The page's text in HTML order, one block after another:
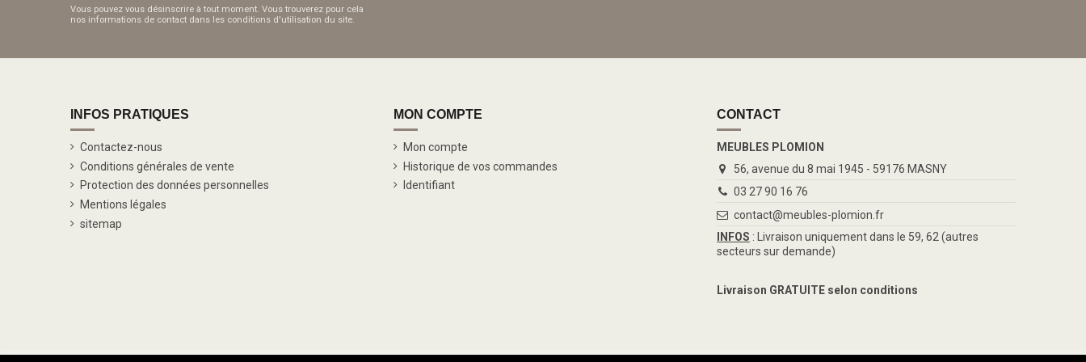
Vous pouvez vous désinscrire à tout moment. Vous trouverez pour cela
nos informations de contact dans les conditions d'utilisation du site.
INFOS PRATIQUES
Contactez-nous
Conditions générales de vente
Protection des données personnelles
Mentions légales
sitemap
MON COMPTE
Mon compte
Historique de vos commandes
Identifiant
CONTACT
MEUBLES PLOMION
56, avenue du 8 mai 1945 - 59176 MASNY
03 27 90 16 76
contact@meubles-plomion.fr
INFOS : Livraison uniquement dans le 59, 62 (autres
secteurs sur demande)
Livraison GRATUITE selon conditions